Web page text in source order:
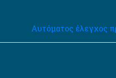
Αυτόματος έλεγχος